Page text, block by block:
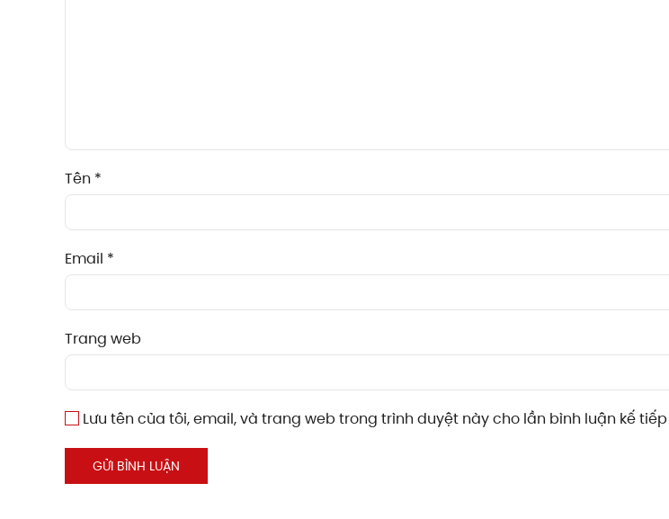
Tên *
Email *
Trang web
Lưu tên của tôi, email, và trang web trong trình duyệt này cho lần bình luận kế
GỬI BÌNH LUẬN